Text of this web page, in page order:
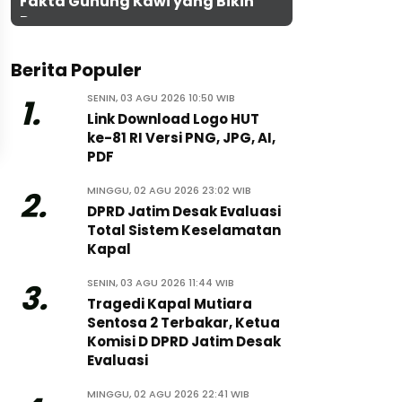
Penasaran
Berita Populer
1. SENIN, 03 AGU 2026 10:50 WIB
Link Download Logo HUT
ke-81 RI Versi PNG, JPG, AI,
PDF
2. MINGGU, 02 AGU 2026 23:02 WIB
DPRD Jatim Desak Evaluasi
Total Sistem Keselamatan
Kapal
3. SENIN, 03 AGU 2026 11:44 WIB
Tragedi Kapal Mutiara
Sentosa 2 Terbakar, Ketua
Komisi D DPRD Jatim Desak
Evaluasi
MINGGU, 02 AGU 2026 22:41 WIB